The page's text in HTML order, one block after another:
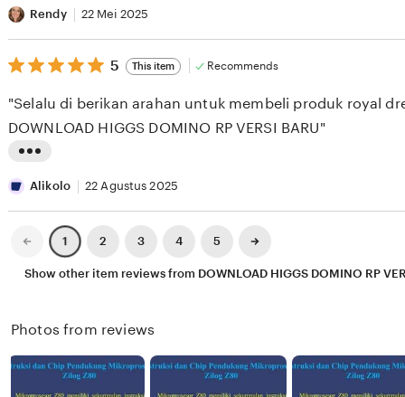
y
A
S
S
E
K
r
e
v
e
w
y
X
I
I
i
s
t
n
g
e
v
y
R
Rendy 22 Mei 2025
5
out
5
stars
5 This item Recommends
i
s
r
e
"Selalu di berikan arahan untuk membeli produk royal
DOWNLOAD HIGGS DOMINO RP VERSI BARU"
Alikolo 22 Agustus 2025
Previous
page
1 2 3 4 5
Next
page
Show other item reviews from DOWNLOAD HIGGS DOMINO RP
Photos from reviews